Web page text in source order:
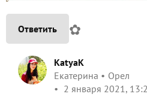
Ответить ✿
KatyaK
Екатерина
Орел
2 января 2021,